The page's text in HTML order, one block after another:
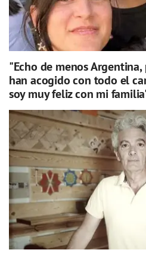
"Echo de menos
han acogido con todo el
soy muy feliz con mi